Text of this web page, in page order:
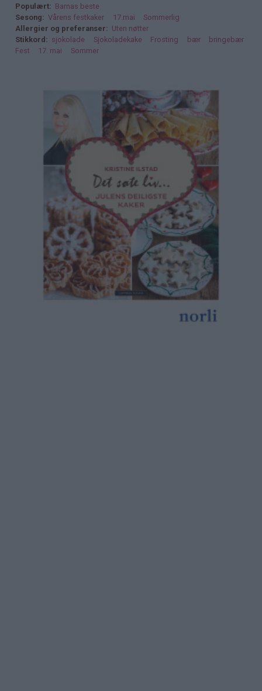
Populært
Barnas beste
Sesong
Vårens festkaker 17.mai
Sommerlig
Allergier og preferanser
Uten nøtter
Stikkord
sjokolade Sjokoladekake Frosting bær
bringebær
Fest
17. mai Sommer